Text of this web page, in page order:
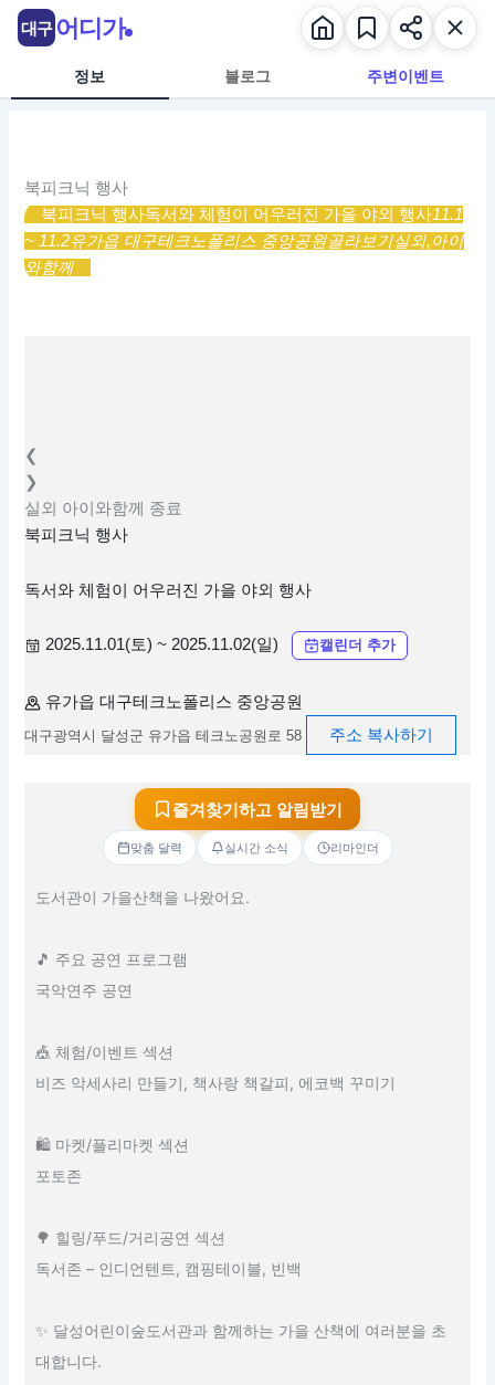
정보 블로그 주변이벤트
북피크닉 행사
북피크닉 행사독서와 체험이 어우러진 가을 야외 행사11.1
~ 11.2유가읍 대구테크노폴리스 중앙공원골라보기실외,아이
와함께
❮
❯
실외 아이와함께 종료
북피크닉 행사
독서와 체험이 어우러진 가을 야외 행사
2025.11.01(토) ~ 2025.11.02(일) 캘린더 추가
유가읍 대구테크노폴리스 중앙공원
대구광역시 달성군 유가읍 테크노공원로 58 주소 복사하기
즐겨찾기하고 알림받기
맞춤 달력 실시간 소식 리마인더
도서관이 가을산책을 나왔어요.
🎵 주요 공연 프로그램
국악연주 공연
🎪 체험/이벤트 섹션
비즈 악세사리 만들기, 책사랑 책갈피, 에코백 꾸미기
🛍 마켓/플리마켓 섹션
포토존
🌳 힐링/푸드/거리공연 섹션
독서존 – 인디언텐트, 캠핑테이블, 빈백
✨ 달성어린이숲도서관과 함께하는 가을 산책에 여러분을 초
대합니다.
대구 어디가